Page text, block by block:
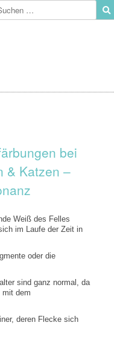
bei
& Katzen –
Weiß des Felles
im Laufe der Zeit in
oder die
sind ganz normal, da
mit dem
deren Flecke sich